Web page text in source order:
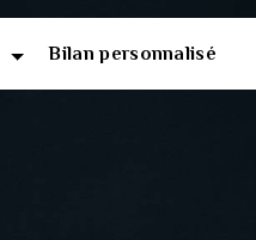
Bilan personnalisé